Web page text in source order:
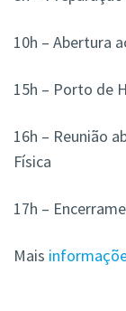
10h – Abertura
15h – Porto de
16h – Reunião
Física
17h –
Mais